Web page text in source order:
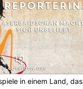
in einem Land, das